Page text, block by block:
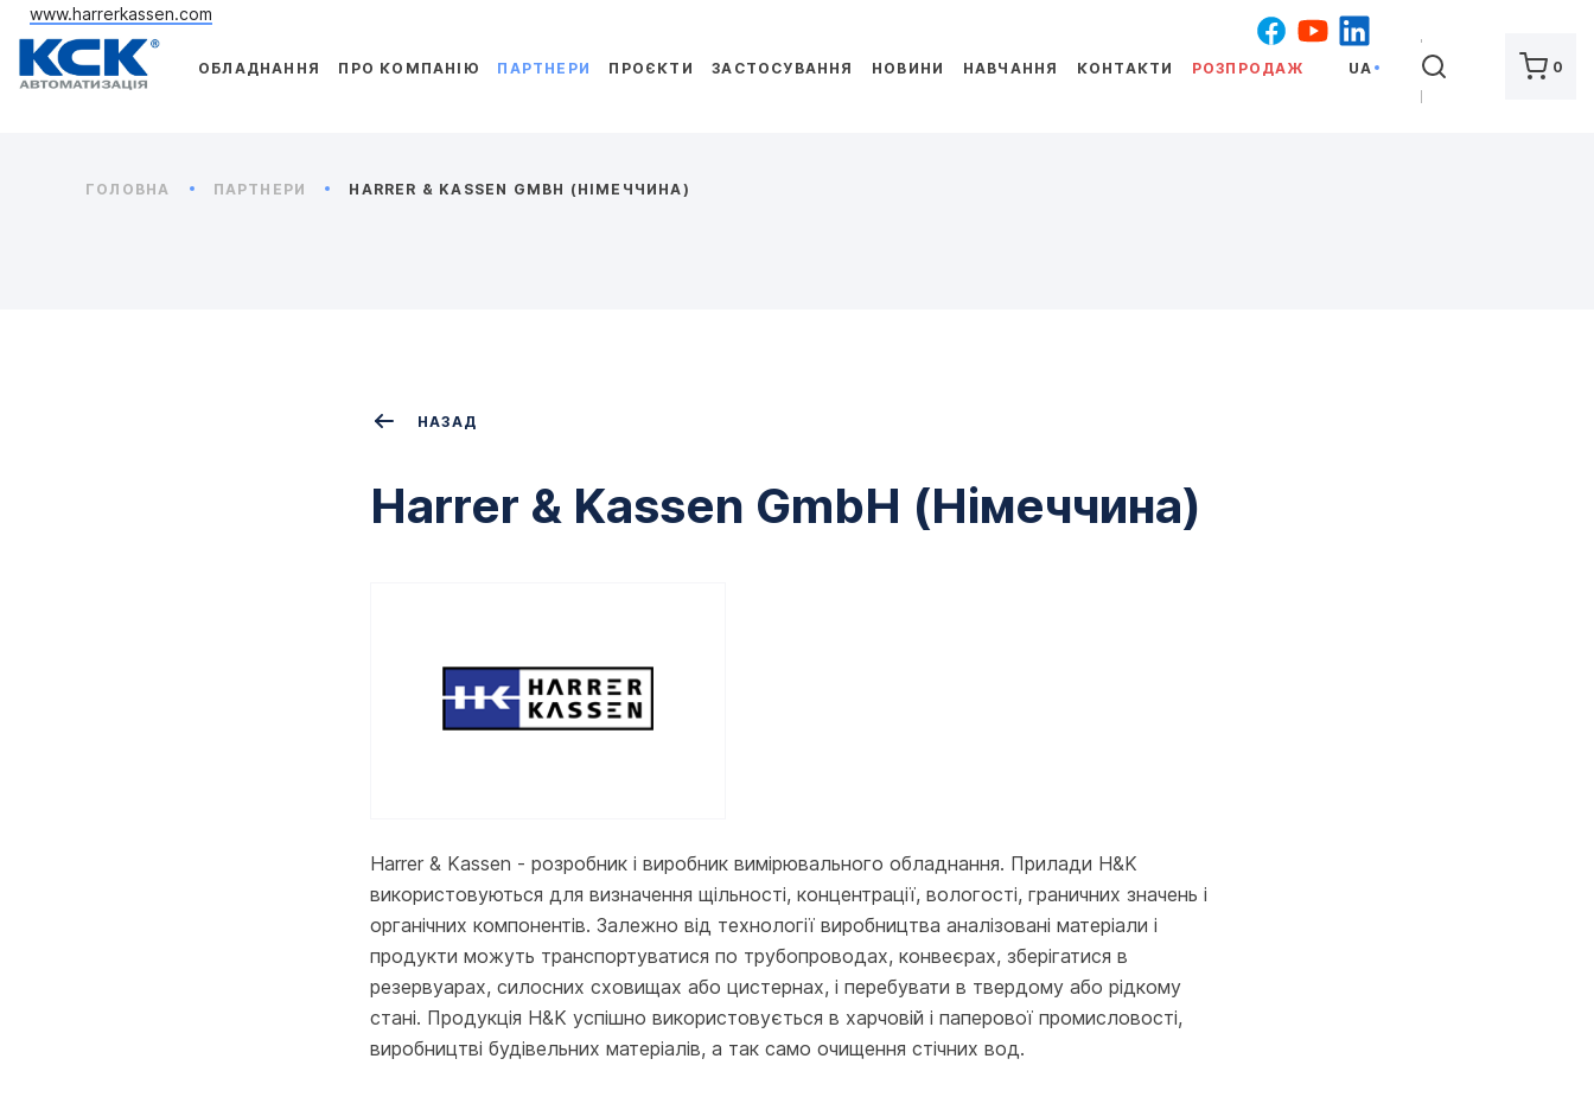
ОБЛАДНАННЯ ПРО КОМПАНІЮ ПАРТНЕРИ ПРОЄКТИ ЗАСТОСУВАННЯ НОВИНИ НАВЧАННЯ КОНТАКТИ РОЗПРОДАЖ UA ШУКАТИ 0
ГОЛОВНА ПАРТНЕРИ HARRER & KASSEN GMBH (НІМЕЧЧИНА)
НАЗАД
Harrer & Kassen GmbH (Німеччина)
www.harrerkassen.com
Harrer & Kassen - розробник і виробник вимірювального обладнання. Прилади H&K
використовуються для визначення щільності, концентрації, вологості, граничних значень і
органічних компонентів. Залежно від технології виробництва аналізовані матеріали і
продукти можуть транспортуватися по трубопроводах, конвеєрах, зберігатися в
резервуарах, силосних сховищах або цистернах, і перебувати в твердому або рідкому
стані. Продукція H&K успішно використовується в харчовій і паперової промисловості,
виробництві будівельних матеріалів, а так само очищення стічних вод.